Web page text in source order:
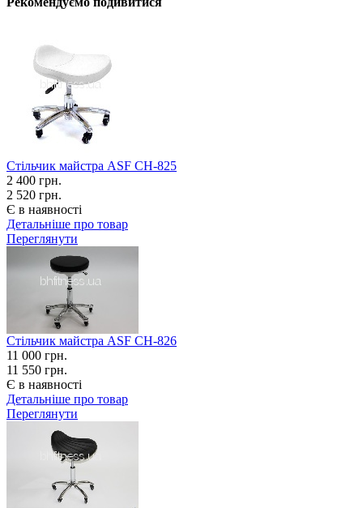
Стільчик майстра ASF СН-825
2 400 грн.
2 520 грн.
Є в наявності
Детальніше про товар
Переглянути
Стільчик майстра ASF СН-826
11 000 грн.
11 550 грн.
Є в наявності
Детальніше про товар
Переглянути